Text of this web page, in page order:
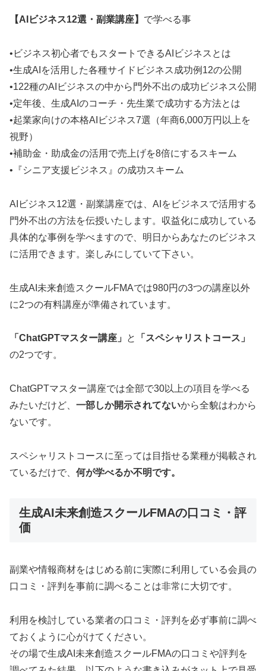
【AIビジネス12選・副業講座】 で学べる事
•ビジネス初心者でもスタートできるAIビジネスとは
•生成AIを活用した各種サイドビジネス成功例12の公開
•122種のAIビジネスの中から門外不出の成功ビジネス公開
•定年後、生成AIのコーチ・先生業で成功する方法とは
•起業家向けの本格AIビジネス7選（年商6,000万円以上を
視野）
•補助金・助成金の活用で売上げを8倍にするスキーム
•『シニア支援ビジネス』の成功スキーム
AIビジネス12選・副業講座では、AIをビジネスで活用する
門外不出の方法を伝授いたします。収益化に成功している
具体的な事例を学べますので、明日からあなたのビジネス
に活用できます。楽しみにしていて下さい。
生成AI未来創造スクールFMAでは980円の3つの講座以外
に2つの有料講座が準備されています。
「ChatGPTマスター講座」 と
「スペシャリストコース」
の2つです。
ChatGPTマスター講座では全部で30以上の項目を学べる
みたいだけど、 一部しか開示されてないから全貌はわから
ないです。
スペシャリストコースに至っては目指せる業種が掲載され
ているだけで、 何が学べるか不明です。
生成AI未来創造スクールFMAの口コミ・評
価
副業や情報商材をはじめる前に実際に利用している会員の
口コミ・評判を事前に調べることは非常に大切です。
利用を検討している業者の口コミ・評判を必ず事前に調べ
ておくように心がけてください。
その場で生成AI未来創造スクールFMAの口コミや評判を